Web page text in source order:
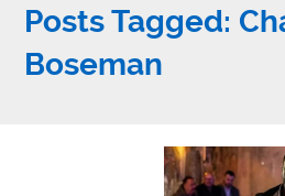
Posts Tagged:
Boseman